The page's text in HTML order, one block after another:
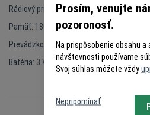
Rádiový prijímač:
Pamäť: 180 diaľkových ovládačov
Prevádzková frekvencia: 6 - pásmová -
Batéria: 3 V, typ CR3032
Prosím, venujte
pozoronosť.
Na prispôsobenie obsahu a
návštevnosti používame
Svoj súhlas môžete vždy
Nepripomínať